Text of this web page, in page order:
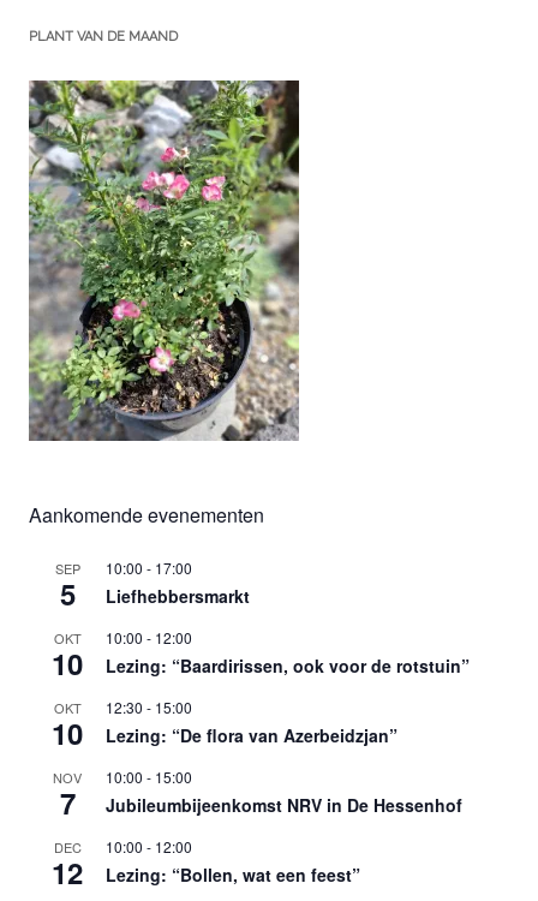
PLANT VAN DE MAAND
Aankomende evenementen
SEP
5
10:00 - 17:00
Liefhebbersmarkt
OKT
10
10:00 - 12:00
Lezing: “Baardirissen, ook voor de rotstuin”
OKT
10
12:30 - 15:00
Lezing: “De flora van Azerbeidzjan”
NOV
7
10:00 - 15:00
Jubileumbijeenkomst NRV in De Hessenhof
DEC
12
10:00 - 12:00
Lezing: “Bollen, wat een feest”